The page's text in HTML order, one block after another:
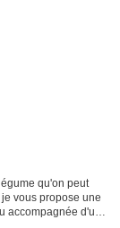
qu'on peut
vous propose une
accompagnée d'un